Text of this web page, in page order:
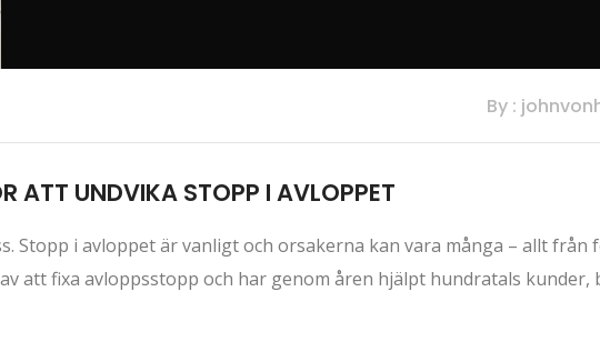
By :
ATT UNDVIKA STOPP I AVLOPPET
Stopp i avloppet är vanligt och orsakerna kan vara många – allt
att fixa avloppsstopp och har genom åren hjälpt hundratals